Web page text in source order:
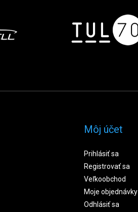
Môj účet
Prihlásiť sa
Registrovať sa
Veľkoobchod
Moje objednávky
Odhlásiť sa